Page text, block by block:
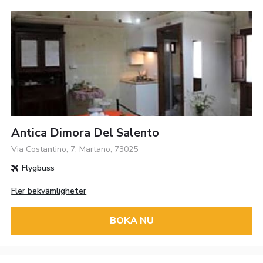
Antica Dimora Del Salento
Via Costantino, 7, Martano, 73025
Flygbuss
Fler bekvämligheter
BOKA NU